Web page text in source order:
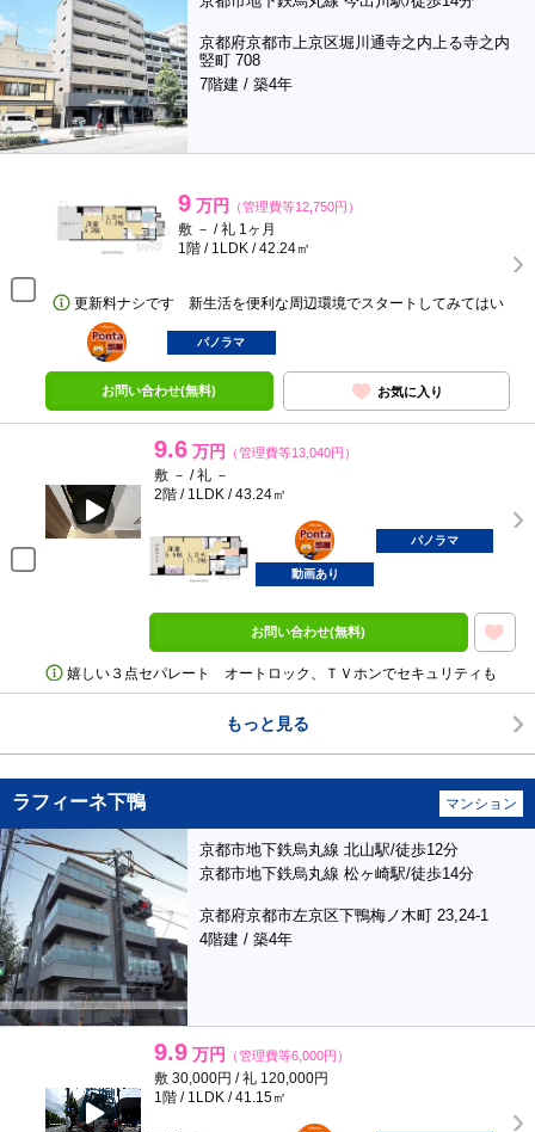
京都府京都市上京区堀川通寺之内上る寺之内
竪町 708
7階建 / 築4年
9 万円 （管理費等12,750円）
敷 － / 礼 1ヶ月
1階 / 1LDK / 42.24㎡
更新料ナシです 新生活を便利な周辺環境でスタートしてみてはい
ポンタ
部屋
パノラマ
お問い合わせ(無料) お気に入り
9.6 万円 （管理費等13,040円）
敷 － / 礼 －
2階 / 1LDK / 43.24㎡
ポンタ
部屋
パノラマ
動画あり
お問い合わせ(無料)
嬉しい３点セパレート オートロック、ＴＶホンでセキュリティも
もっと見る
ラフィーネ下鴨 マンション
京都市地下鉄烏丸線 北山駅/徒歩12分
京都市地下鉄烏丸線 松ヶ崎駅/徒歩14分
京都府京都市左京区下鴨梅ノ木町 23,24-1
4階建 / 築4年
9.9 万円 （管理費等6,000円）
敷 30,000円 / 礼 120,000円
1階 / 1LDK / 41.15㎡
ポンタ